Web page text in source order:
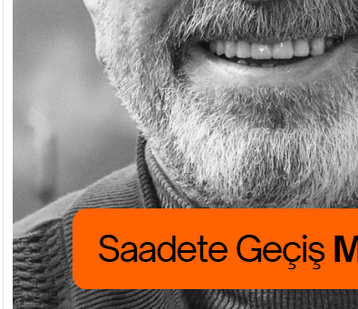
UĞUR CANBOLAT
FUKARALIK boyumuzu
aşıyordu. Günlük
nafakasını çıkarmak
için hasat…